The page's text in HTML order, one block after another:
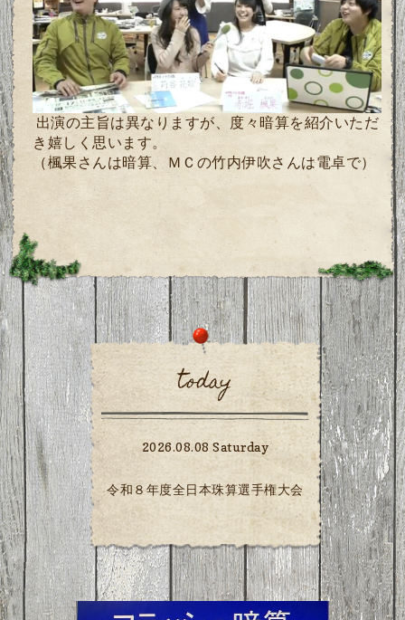
出演の主旨は異なりますが、度々暗算を紹介いただ
き嬉しく思います。
（楓果さんは暗算、ＭＣの竹内伊吹さんは電卓で）
today
2026.08.08 Saturday
令和８年度全日本珠算選手権大会